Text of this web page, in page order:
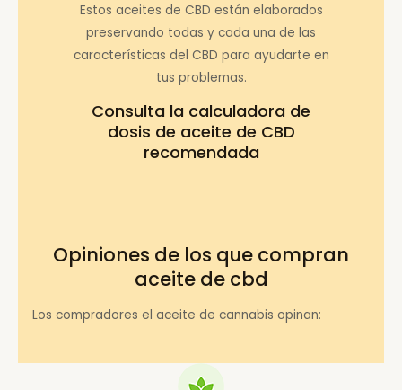
Estos aceites de CBD están elaborados
preservando todas y cada una de las
características del CBD para ayudarte en
tus problemas.
Consulta la calculadora de
dosis de aceite de CBD
recomendada
Opiniones de los que compran
aceite de cbd
Los compradores el aceite de cannabis opinan: